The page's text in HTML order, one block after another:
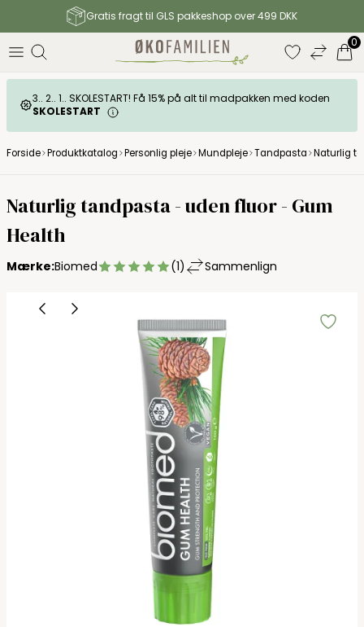
Gratis fragt til GLS pakkeshop over 499 DKK
0
3.. 2.. 1.. SKOLESTART! Få 15% på alt til madpakken med koden
SKOLESTART
Forside Produktkatalog Personlig pleje Mundpleje Tandpasta Naturlig
Naturlig tandpasta - uden fluor - Gum
Health
(1)
Mærke:Biomed Sammenlign